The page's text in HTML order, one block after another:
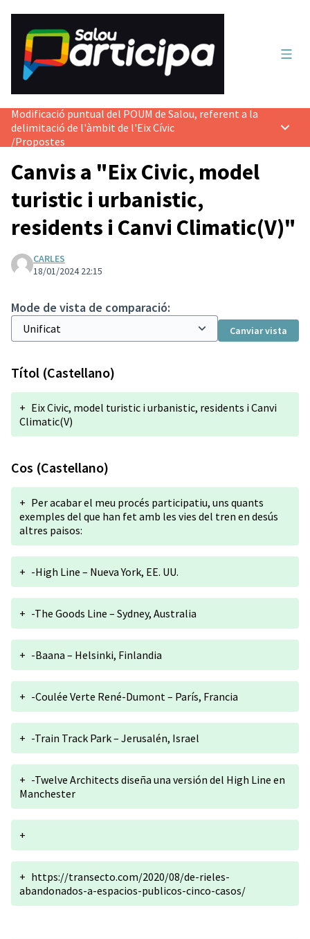
Modificació puntual del POUM de Salou, referent a la
delimitació de l'àmbit de l'Eix Cívic
/Propostes
Canvis a "Eix Civic, model
turistic i urbanistic,
residents i Canvi Climatic(V)"
CARLES
18/01/2024 22:15
Mode de vista de comparació:
Canviar vista
Títol (Castellano)
+ Eix Civic, model turistic i urbanistic, residents i Canvi
Climatic(V)
Cos (Castellano)
+ Per acabar el meu procés participatiu, uns quants
exemples del que han fet amb les vies del tren en desús
altres paisos:
+ -High Line – Nueva York, EE. UU.
+ -The Goods Line – Sydney, Australia
+ -Baana – Helsinki, Finlandia
+ -Coulée Verte René-Dumont – París, Francia
+ -Train Track Park – Jerusalén, Israel
+ -Twelve Architects diseña una versión del High Line en
Manchester
+
+ https://transecto.com/2020/08/de-rieles-
abandonados-a-espacios-publicos-cinco-casos/